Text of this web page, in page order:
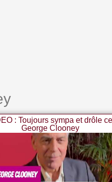
: Toujours sympa et drôle ce
George Clooney